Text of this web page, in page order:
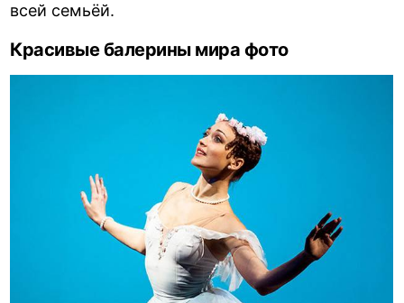
всей семьёй.
Красивые балерины мира фото